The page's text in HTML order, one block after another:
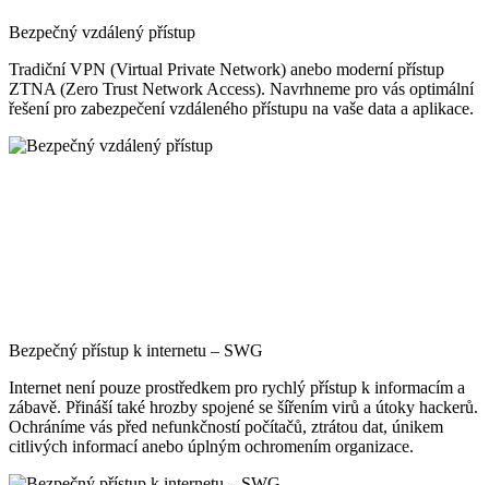
Bezpečný vzdálený přístup
Tradiční VPN (Virtual Private Network) anebo moderní přístup
ZTNA (Zero Trust Network Access). Navrhneme pro vás optimální
řešení pro zabezpečení vzdáleného přístupu na vaše data a aplikace.
Bezpečný přístup k internetu – SWG
Internet není pouze prostředkem pro rychlý přístup k informacím a
zábavě. Přináší také hrozby spojené se šířením virů a útoky hackerů.
Ochráníme vás před nefunkčností počítačů, ztrátou dat, únikem
citlivých informací anebo úplným ochromením organizace.